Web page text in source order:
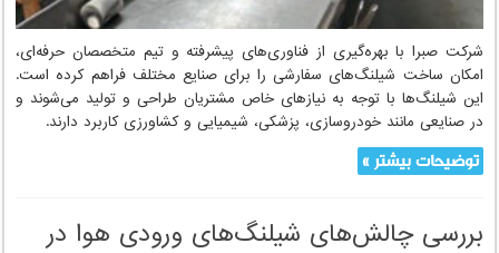
نحوه ساخت شیلنگ‌های سفارشی در شرکت
صبرا